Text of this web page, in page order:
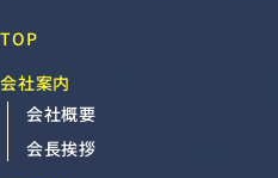
TOP
会社案内
会社概要
会長挨拶